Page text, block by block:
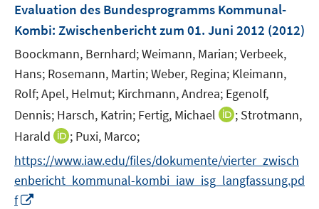
n
s
t
e
ö
f
f
n
e
n
Evaluation des Bundesprogramms Kommunal-
Kombi: Zwischenbericht zum 01. Juni 2012 (2012)
Boockmann, Bernhard;Weimann, Marian;Verbeek,
Hans; Rosemann, Martin;Weber, Regina; Kleimann,
Rolf;Apel, Helmut; Kirchmann, Andrea; Egenolf,
Dennis; Harsch, Katrin; Fertig, Michael
I
e
u
; Strotmann,
Harald
I
n
e
; Puxi, Marco;
https://www.iaw.edu/files/dokumente/vierter_zwisch
enbericht_kommunal-kombi_iaw_isg_langfassung.pd
f